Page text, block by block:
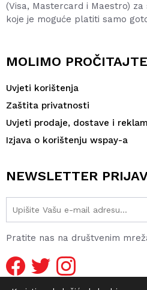
(Visa, Mastercard i Maestro) za
koje je moguće platiti samo
MOLIMO PROČITAJTE
Uvjeti korištenja
Zaštita privatnosti
Uvjeti prodaje, dostave i
Izjava o korištenju wspay-a
NEWSLETTER
Pratite nas na društvenim